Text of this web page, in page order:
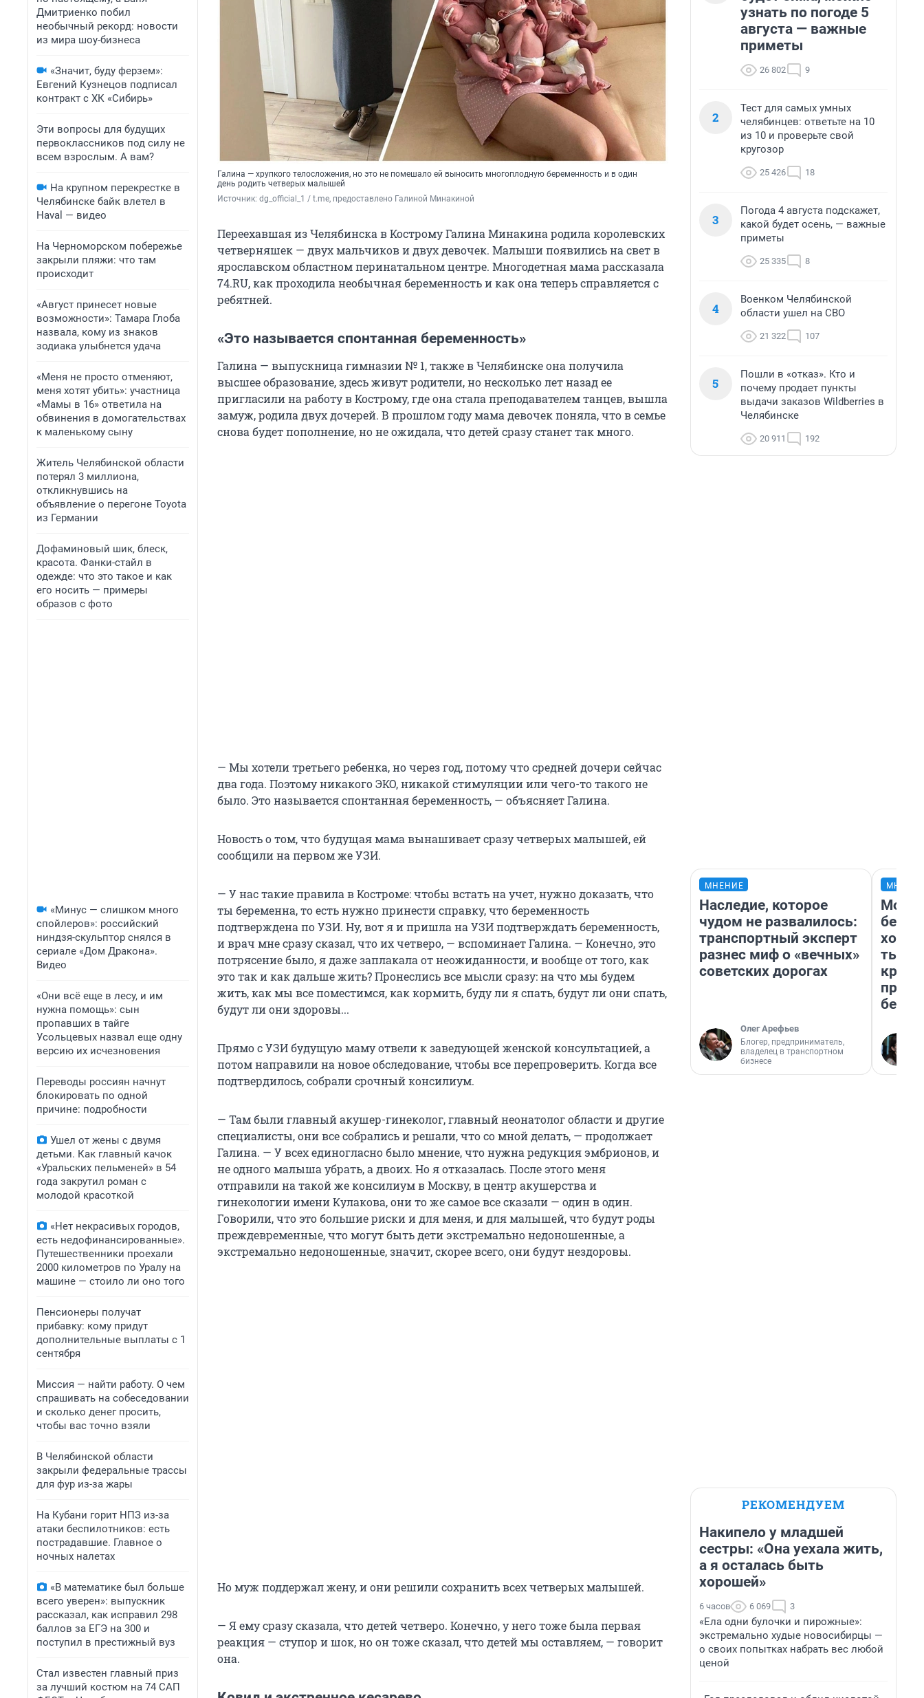
Дмитриенко побил
необычный рекорд: новости
из мира шоу-бизнеса
«Значит, буду ферзем»:
Евгений Кузнецов подписал
контракт с ХК «Сибирь»
Эти вопросы для будущих
первоклассников под силу не
всем взрослым. А вам?
На крупном перекрестке в
Челябинске байк влетел в
Haval — видео
На Черноморском побережье
закрыли пляжи: что там
происходит
«Август принесет новые
возможности»: Тамара Глоба
назвала, кому из знаков
зодиака улыбнется удача
«Меня не просто отменяют,
меня хотят убить»: участница
«Мамы в 16» ответила на
обвинения в домогательствах
к маленькому сыну
Житель Челябинской области
потерял 3 миллиона,
откликнувшись на
объявление о перегоне Toyota
из Германии
Дофаминовый шик, блеск,
красота. Фанки-стайл в
одежде: что это такое и как
его носить — примеры
образов с фото
«Минус — слишком много
спойлеров»: российский
ниндзя-скульптор снялся в
сериале «Дом Дракона».
Видео
«Они всё еще в лесу, и им
нужна помощь»: сын
пропавших в тайге
Усольцевых назвал еще одну
версию их исчезновения
Переводы россиян начнут
блокировать по одной
причине: подробности
Ушел от жены с двумя
детьми. Как главный качок
«Уральских пельменей» в 54
года закрутил роман с
молодой красоткой
«Нет некрасивых городов,
есть недофинансированные».
Путешественники проехали
2000 километров по Уралу на
машине — стоило ли оно того
Пенсионеры получат
прибавку: кому придут
дополнительные выплаты с 1
сентября
Миссия — найти работу. О чем
спрашивать на собеседовании
и сколько денег просить,
чтобы вас точно взяли
В Челябинской области
закрыли федеральные трассы
для фур из-за жары
На Кубани горит НПЗ из-за
атаки беспилотников: есть
пострадавшие. Главное о
ночных налетах
«В математике был больше
всего уверен»: выпускник
рассказал, как исправил 298
баллов за ЕГЭ на 300 и
поступил в престижный вуз
Стал известен главный приз
за лучший костюм на 74 САП
Галина — хрупкого телосложения, но это не помешало ей выносить многоплодную беременность и в один
день родить четверых малышей
Источник: dg_official_1 / t.me, предоставлено Галиной Минакиной
Переехавшая из Челябинска в Кострому Галина Минакина родила королевских
четверняшек — двух мальчиков и двух девочек. Малыши появились на свет в
ярославском областном перинатальном центре. Многодетная мама рассказала
74.RU, как проходила необычная беременность и как она теперь справляется с
ребятней.
«Это называется спонтанная беременность»
Галина — выпускница гимназии № 1, также в Челябинске она получила
высшее образование, здесь живут родители, но несколько лет назад ее
пригласили на работу в Кострому, где она стала преподавателем танцев, вышла
замуж, родила двух дочерей. В прошлом году мама девочек поняла, что в семье
снова будет пополнение, но не ожидала, что детей сразу станет так много.
— Мы хотели третьего ребенка, но через год, потому что средней дочери сейчас
два года. Поэтому никакого ЭКО, никакой стимуляции или чего-то такого не
было. Это называется спонтанная беременность, — объясняет Галина.
Новость о том, что будущая мама вынашивает сразу четверых малышей, ей
сообщили на первом же УЗИ.
— У нас такие правила в Костроме: чтобы встать на учет, нужно доказать, что
ты беременна, то есть нужно принести справку, что беременность
подтверждена по УЗИ. Ну, вот я и пришла на УЗИ подтверждать беременность,
и врач мне сразу сказал, что их четверо, — вспоминает Галина. — Конечно, это
потрясение было, я даже заплакала от неожиданности, и вообще от того, как
это так и как дальше жить? Пронеслись все мысли сразу: на что мы будем
жить, как мы все поместимся, как кормить, буду ли я спать, будут ли они спать,
будут ли они здоровы...
Прямо с УЗИ будущую маму отвели к заведующей женской консультацией, а
потом направили на новое обследование, чтобы все перепроверить. Когда все
подтвердилось, собрали срочный консилиум.
— Там были главный акушер-гинеколог, главный неонатолог области и другие
специалисты, они все собрались и решали, что со мной делать, — продолжает
Галина. — У всех единогласно было мнение, что нужна редукция эмбрионов, и
не одного малыша убрать, а двоих. Но я отказалась. После этого меня
отправили на такой же консилиум в Москву, в центр акушерства и
гинекологии имени Кулакова, они то же самое все сказали — один в один.
Говорили, что это большие риски и для меня, и для малышей, что будут роды
преждевременные, что могут быть дети экстремально недоношенные, а
экстремально недоношенные, значит, скорее всего, они будут нездоровы.
Но муж поддержал жену, и они решили сохранить всех четверых малышей.
— Я ему сразу сказала, что детей четверо. Конечно, у него тоже была первая
реакция — ступор и шок, но он тоже сказал, что детей мы оставляем, — говорит
она.
узнать по погоде 5
августа — важные
приметы
26 802 9
2
Тест для самых умных
челябинцев: ответьте на 10
из 10 и проверьте свой
кругозор
25 426 18
3
Погода 4 августа подскажет,
какой будет осень, — важные
приметы
25 335 8
4
Военком Челябинской
области ушел на СВО
21 322 107
5
Пошли в «отказ». Кто и
почему продает пункты
выдачи заказов Wildberries в
Челябинске
20 911 192
МНЕНИЕ
Наследие, которое
чудом не развалилось:
транспортный эксперт
разнес миф о «вечных»
советских дорогах
Олег Арефьев
Блогер, предприниматель,
владелец в транспортном
бизнесе
Мой
РЕКОМЕНДУЕМ
Накипело у младшей
сестры: «Она уехала жить,
а я осталась быть
хорошей»
6 часов 6 069 3
«Ела одни булочки и пирожные»:
экстремально худые новосибирцы —
о своих попытках набрать вес любой
ценой